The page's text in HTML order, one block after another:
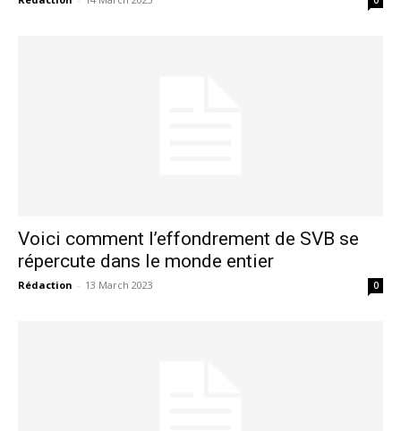
Voici comment l’effondrement de SVB se
répercute dans le monde entier
Rédaction - 13 March 2023 0